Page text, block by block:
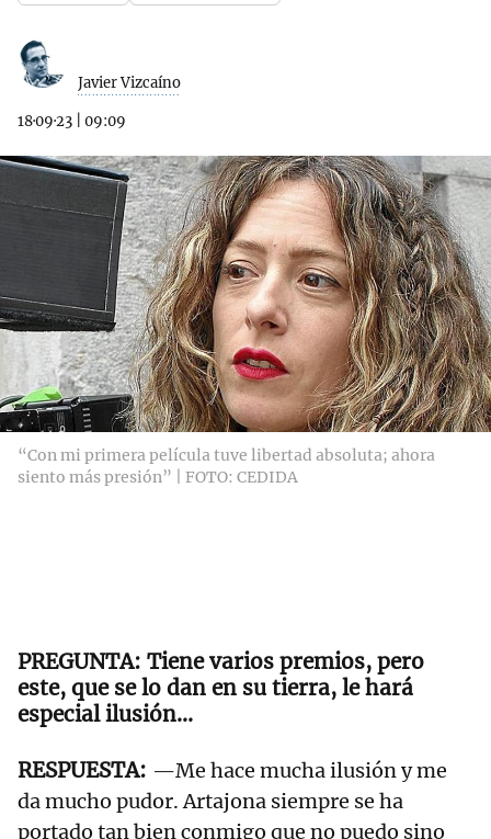
Javier Vizcaíno
18·09·23 09:09
“Con mi primera película tuve libertad absoluta; ahora
siento más presión” | FOTO: CEDIDA
Tiene varios premios, pero
este, que se lo dan en su tierra, le hará
especial ilusión…
—Me hace mucha ilusión y me
da mucho pudor. Artajona siempre se ha
portado tan bien conmigo que no puedo sino